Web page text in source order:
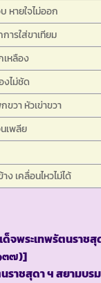
หายใจไม่ออก
ารใส่ขาเทียม
เหลือง
งไม่ชัด
ขวา หัวเข่าขวา
เพลีย
ง เคลื่อนไหวไม่ได้
จพระเทพรัตนราชสุ
๓๗)]
ราชสุดา ฯ สยามบรม